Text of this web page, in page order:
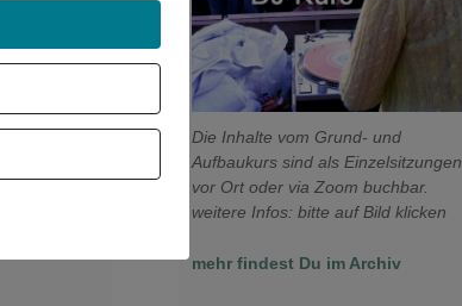
Die Inhalte vom Grund- und
Aufbaukurs sind als Einzelsitzungen
vor Ort oder via Zoom buchbar.
weitere Infos: bitte auf Bild klicken
mehr findest Du im Archiv